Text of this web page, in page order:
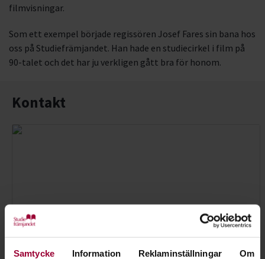
Samtycke Information Reklaminställningar Om
filmvisningar.
Som ett exempel började regissören Josef Fares sin bana hos
oss på Studiefrämjandet. Han hade en studiecirkel i film på
90-talet och det har ju verkligen gått bra för honom.
Kontakt